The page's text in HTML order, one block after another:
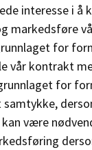
interesse i å
markedsføre
for
vår kontrakt
for
være